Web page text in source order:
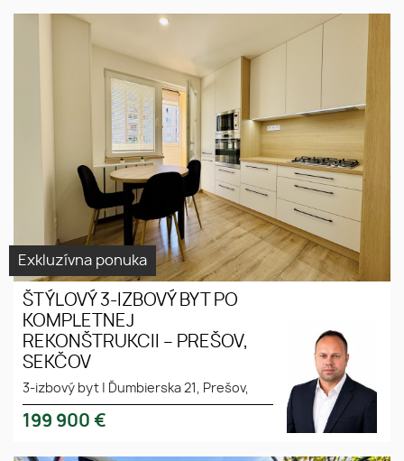
KOMPLETNEJ REKONŠTRUKCII –
PREŠOV, SEKČOV
Exkluzívna ponuka
ŠTÝLOVÝ 3-IZBOVÝ BYT PO
KOMPLETNEJ
REKONŠTRUKCII – PREŠOV,
SEKČOV
3-izbový byt Ďumbierska 21, Prešov,
199 900 €